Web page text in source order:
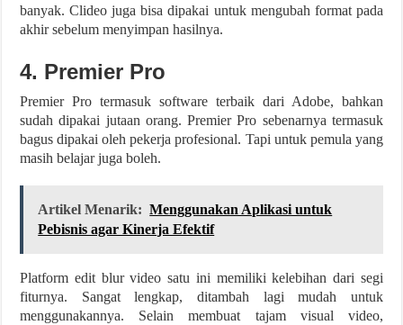
banyak. Clideo juga bisa dipakai untuk mengubah format pada
akhir sebelum menyimpan hasilnya.
4. Premier Pro
Premier Pro termasuk software terbaik dari Adobe, bahkan
sudah dipakai jutaan orang. Premier Pro sebenarnya termasuk
bagus dipakai oleh pekerja profesional. Tapi untuk pemula yang
masih belajar juga boleh.
Artikel Menarik: Menggunakan Aplikasi untuk
Pebisnis agar Kinerja Efektif
Platform edit blur video satu ini memiliki kelebihan dari segi
fiturnya. Sangat lengkap, ditambah lagi mudah untuk
menggunakannya. Selain membuat tajam visual video,